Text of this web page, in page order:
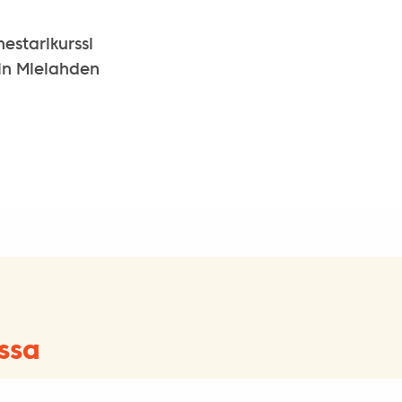
Mielahden